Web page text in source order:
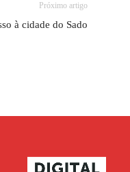
Próximo artigo
à cidade do Sado